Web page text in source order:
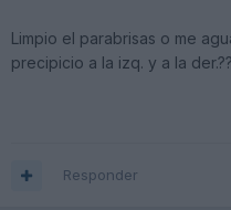
Limpio el parabrisas o me
precipicio a la izq. y a la
Responder